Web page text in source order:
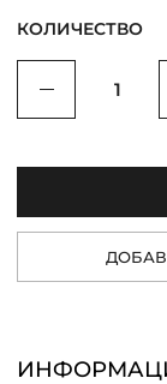
КОЛИЧЕСТВО
Уменьшить